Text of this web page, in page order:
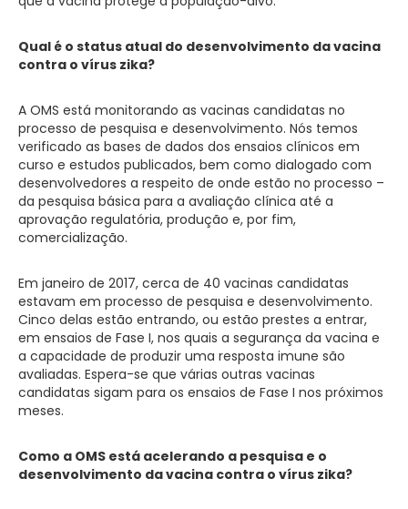
Qual é o status atual do desenvolvimento da vacina
contra o vírus zika?
A OMS está monitorando as vacinas candidatas no
processo de pesquisa e desenvolvimento. Nós temos
verificado as bases de dados dos ensaios clínicos em
curso e estudos publicados, bem como dialogado com
desenvolvedores a respeito de onde estão no processo –
da pesquisa básica para a avaliação clínica até a
aprovação regulatória, produção e, por fim,
comercialização.
Em janeiro de 2017, cerca de 40 vacinas candidatas
estavam em processo de pesquisa e desenvolvimento.
Cinco delas estão entrando, ou estão prestes a entrar,
em ensaios de Fase I, nos quais a segurança da vacina e
a capacidade de produzir uma resposta imune são
avaliadas. Espera-se que várias outras vacinas
candidatas sigam para os ensaios de Fase I nos próximos
meses.
Como a OMS está acelerando a pesquisa e o
desenvolvimento da vacina contra o vírus zika?